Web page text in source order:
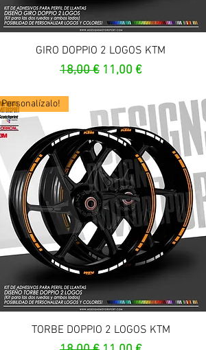
Vista rapida
GIRO DOPPIO 2 LOGOS KTM
Prezzo regolare
18,00 € Prezzo scontato
11,00 €
Vista rapida
Personalízalo!
TORBE DOPPIO 2 LOGOS KTM